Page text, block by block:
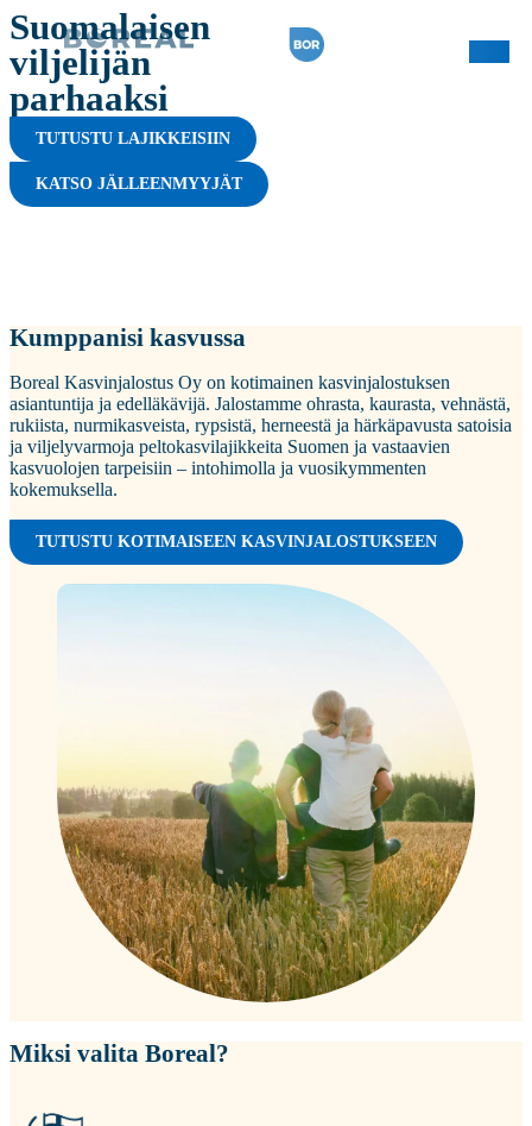
Suomalaisen
viljelijän
parhaaksi
TUTUSTU LAJIKKEISIIN
KATSO JÄLLEENMYYJÄT
Kumppanisi kasvussa
Boreal Kasvinjalostus Oy on kotimainen kasvinjalostuksen
asiantuntija ja edelläkävijä. Jalostamme ohrasta, kaurasta, vehnästä,
rukiista, nurmikasveista, rypsistä, herneestä ja härkäpavusta satoisia
ja viljelyvarmoja peltokasvilajikkeita Suomen ja vastaavien
kasvuolojen tarpeisiin – intohimolla ja vuosikymmenten
kokemuksella.
TUTUSTU KOTIMAISEEN KASVINJALOSTUKSEEN
Miksi valita Boreal?